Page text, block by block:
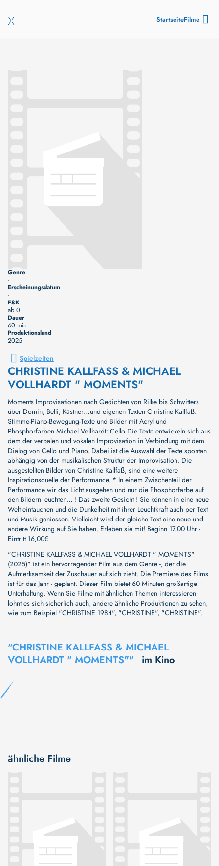
StartseiteFilme
Genre
-
Erscheinungsdatum
-
FSK
ab 0
Dauer
60 min
Produktionsland
2025
Spielzeiten
CHRISTINE KALLFASS & MICHAEL
VOLLHARDT " MOMENTS"
Moments Improvisationen nach Gedichten von Rilke bis Schwitters
über Domin, Belli, Kästner…und eigenen Texten Christine Kallfaß:
Stimme-Piano-Bewegung-Texte und Bilder mit Acryl und
Phosphorfarben Michael Vollhardt: Cello Die Texte entwickeln sich aus
dem der verbalen und vokalen Improvisation in Verbindung mit dem
Dialog von Cello und Piano. Dabei ist die Auswahl der Texte spontan
abhängig von der musikalischen Struktur der Improvisation. Die
ausgestellten Bilder von Christine Kallfaß, sind eine weitere
Inspirationsquelle der Performance. * In einem Zwischenteil der
Performance wir das Licht ausgehen und nur die Phosphorfarbe auf
den Bildern leuchten… ! Das zweite Gesicht ! Sie können in eine neue
Welt eintauchen und die Dunkelheit mit ihrer Leuchtkraft auch per Text
und Musik geniessen. Vielleicht wird der gleiche Text eine neue und
andere Wirkung auf Sie haben. Erleben sie mit! Beginn 17.00 Uhr -
Eintritt 16,00€
"CHRISTINE KALLFASS & MICHAEL VOLLHARDT " MOMENTS"
(2025)" ist ein hervorragender Film aus dem Genre -, der die
Aufmerksamkeit der Zuschauer auf sich zieht. Die Premiere des Films
ist für das Jahr - geplant. Dieser Film bietet 60 Minuten großartige
Unterhaltung. Wenn Sie Filme mit ähnlichen Themen interessieren,
lohnt es sich sicherlich auch, andere ähnliche Produktionen zu sehen,
wie zum Beispiel "CHRISTINE 1984", "CHRISTINE", "CHRISTINE".
"CHRISTINE KALLFASS & MICHAEL
VOLLHARDT " MOMENTS""
im Kino
ähnliche Filme